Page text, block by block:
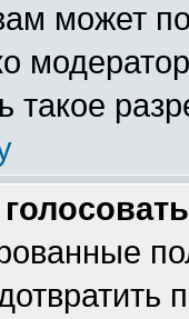
может
такое